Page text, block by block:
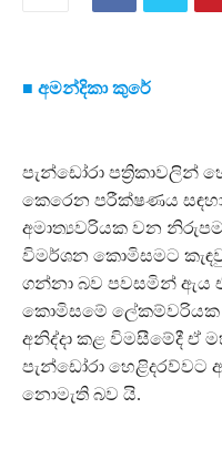
■ අමන්දිකා කුරේ
පැන්ඩෝරා
කෙරෙන පරීක්ෂණය සඳහා
අමාත්‍යවරියක වන
විමර්ශන කොමිසමට
ගන්නා බව පවසමින් ඇය
කොමිසමේ ලේකම්වරියක
අනිද්දා කළ විමසීමේදී ඒ
පැන්ඩෝරා හෙළිදරව්වට
නොමැති බව යි.